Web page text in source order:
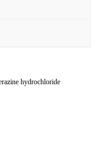
hydrochloride